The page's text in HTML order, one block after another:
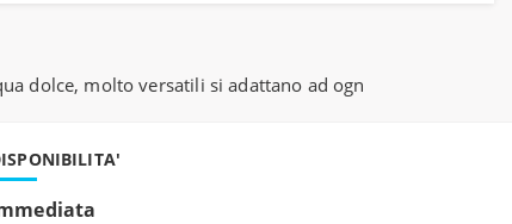
dolce, molto versatili si adattano ad ogn